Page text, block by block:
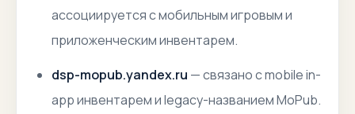
ассоциируется с мобильным игровым и
приложенческим инвентарем.
dsp-mopub.yandex.ru — связано с mobile in-
app инвентарем и legacy-названием MoPub.